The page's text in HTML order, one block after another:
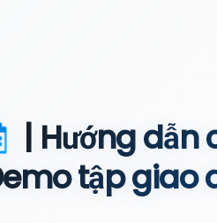
| Hướng
tập giao